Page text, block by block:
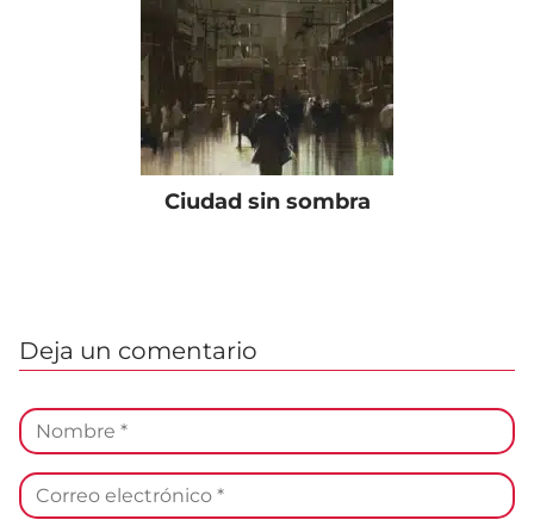
Ciudad sin sombra
Deja un comentario